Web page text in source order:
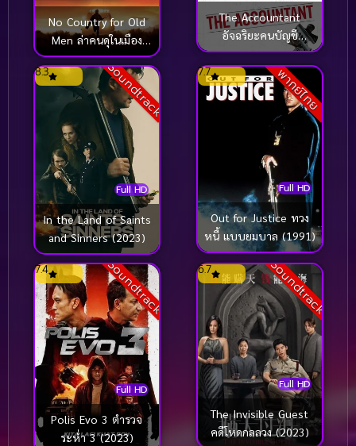
No Country for Old
Men ล่าคนดุในเมือง
เดือด (2007)
The Accountant
อัจฉริยะคนบัญชี
เพชฌฆาต (2016)
Soundtrack
Full HD
8.3
In the Land of Saints
and Sinners (2023)
พากย์ไทย
Full HD
7.7
Out for Justice ทวง
หนี้ แบบยมบาล (1991)
Soundtrack
Full HD
7.4
Polis Evo 3 ตำรวจ
ระห่ำ 3 (2023)
Soundtrack
Full HD
6.7
The Invisible Guest
คดีโหดกลลวง (2023)